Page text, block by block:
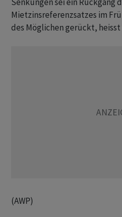
Senkungen sei ein Rückgang
Mietzinsreferenzsatzes im
des Möglichen gerückt, heisst
(AWP)